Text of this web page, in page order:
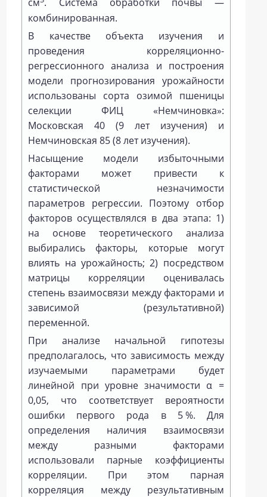
см . Система обработки почвы —
комбинированная.
В качестве объекта изучения и
проведения корреляционно-
регрессионного анализа и построения
модели прогнозирования урожайности
использованы сорта озимой пшеницы
селекции ФИЦ «Немчиновка»:
Московская 40 (9 лет изучения) и
Немчиновская 85 (8 лет изучения).
Насыщение модели избыточными
факторами может привести к
статистической незначимости
параметров регрессии. Поэтому отбор
факторов осуществлялся в два этапа: 1)
на основе теоретического анализа
выбирались факторы, которые могут
влиять на урожайность; 2) посредством
матрицы корреляции оценивалась
степень взаимосвязи между факторами и
зависимой (результативной)
переменной.
При анализе начальной гипотезы
предполагалось, что зависимость между
изучаемыми параметрами будет
линейной при уровне значимости α =
0,05, что соответствует вероятности
ошибки первого рода в 5 %. Для
определения наличия взаимосвязи
между разными факторами
использовали парные коэффициенты
корреляции. При этом парная
корреляция между результативным